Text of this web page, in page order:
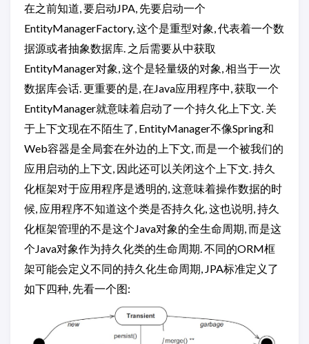
在之前知道, 要启动JPA, 先要启动一个
EntityManagerFactory, 这个是重型对象, 代表着一个数
据源或者抽象数据库. 之后需要从中获取
EntityManager对象, 这个是轻量级的对象, 相当于一次
数据库会话. 更重要的是, 在Java应用程序中, 获取一个
EntityManager就意味着启动了一个持久化上下文. 关
于上下文现在不陌生了, EntityManager不像Spring和
Web容器是全局套在外边的上下文, 而是一个被我们的
应用启动的上下文, 因此还可以关闭这个上下文. 持久
化框架对于应用程序是透明的, 这意味着操作数据的时
候, 应用程序不知道这个类是否持久化, 这也说明, 持久
化框架管理的不是这个Java对象的全生命周期, 而是这
个Java对象作为持久化类的生命周期. 不同的ORM框
架可能会定义不同的持久化生命周期, JPA标准定义了
如下四种, 先看一个图: